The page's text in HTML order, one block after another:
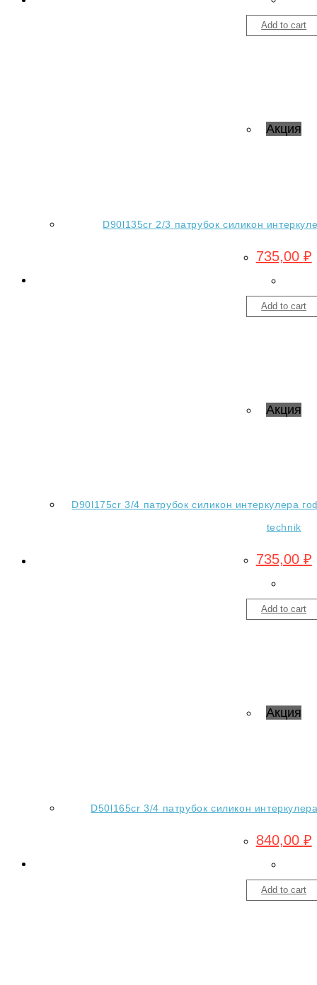
Add to cart
Акция
D90l135cr 2/3 патрубок силикон
735,00 ₽
Add to cart
Акция
D90l175cr 3/4 патрубок силикон интеркулера
technik
735,00 ₽
Add to cart
Акция
D50l165cr 3/4 патрубок силикон
840,00 ₽
Add to cart